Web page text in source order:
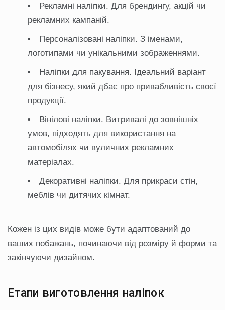
Рекламні наліпки. Для брендингу, акцій чи
рекламних кампаній.
Персоналізовані наліпки. З іменами,
логотипами чи унікальними зображеннями.
Наліпки для пакування. Ідеальний варіант
для бізнесу, який дбає про привабливість своєї
продукції.
Вінілові наліпки. Витривалі до зовнішніх
умов, підходять для використання на
автомобілях чи вуличних рекламних
матеріалах.
Декоративні наліпки. Для прикраси стін,
меблів чи дитячих кімнат.
Кожен із цих видів може бути адаптований до
ваших побажань, починаючи від розміру й форми та
закінчуючи дизайном.
Етапи виготовлення наліпок